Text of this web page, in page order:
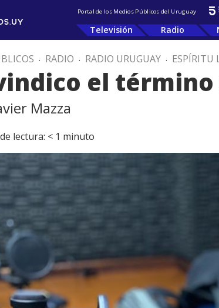
Portal de los Medios Públicos del Uruguay
Televisión Radio
. RADIO . RADIO URUGUAY . ESPÍRITU
el
Mazza
lectura: < 1 minuto